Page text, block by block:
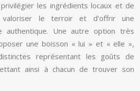
les ingrédients locaux et de
le terroir et d’offrir une
authentique. Une autre option très
une boisson « lui » et « elle »,
représentant les goûts de
ainsi à chacun de trouver son